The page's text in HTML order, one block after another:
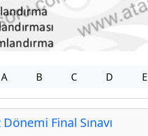
A B C D E
Final Sınavı